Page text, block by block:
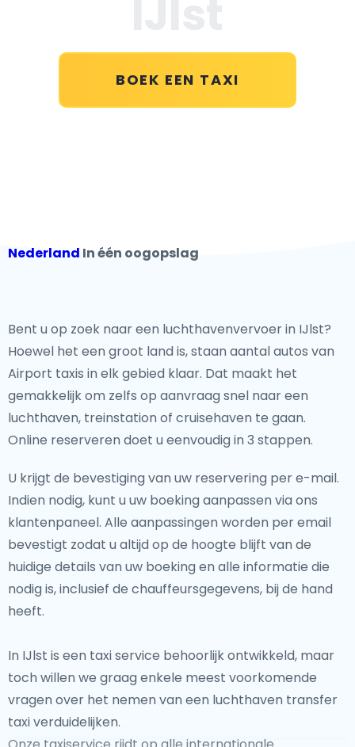
BOEK EEN TAXI
Nederland In één oogopslag
Bent u op zoek naar een luchthavenvervoer in IJlst?
Hoewel het een groot land is, staan aantal autos van
Airport taxis in elk gebied klaar. Dat maakt het
gemakkelijk om zelfs op aanvraag snel naar een
luchthaven, treinstation of cruisehaven te gaan.
Online reserveren doet u eenvoudig in 3 stappen.
U krijgt de bevestiging van uw reservering per e-mail.
Indien nodig, kunt u uw boeking aanpassen via ons
klantenpaneel. Alle aanpassingen worden per email
bevestigt zodat u altijd op de hoogte blijft van de
huidige details van uw boeking en alle informatie die
nodig is, inclusief de chauffeursgegevens, bij de hand
heeft.
In IJlst is een taxi service behoorlijk ontwikkeld, maar
toch willen we graag enkele meest voorkomende
vragen over het nemen van een luchthaven transfer
taxi verduidelijken.